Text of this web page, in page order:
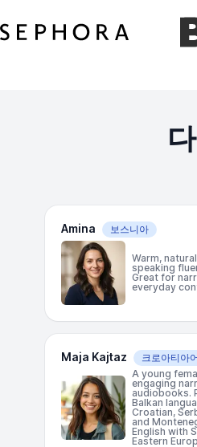
Amina 보스니아
Warm,
speaking
Great for
everyday
Maja Kajtaz 크로아티아
A young
engaging
audiobooks.
Balkan
Croatian,
and
English with
Eastern